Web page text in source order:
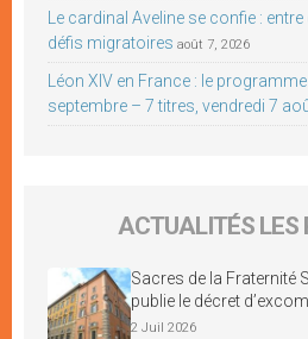
Le cardinal Aveline se confie :
défis migratoires août 7, 2026
Léon XIV en France : le
septembre – 7 titres, vendredi 7
ACTUALITÉS LES
Sacres de la Fraternité
publie le décret
2 Juil 2026